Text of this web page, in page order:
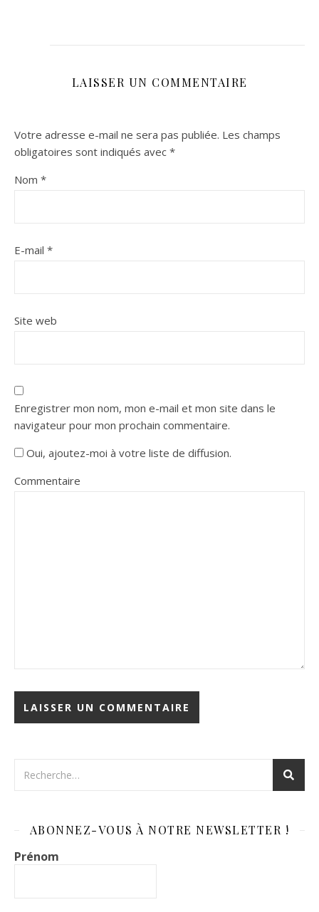
LAISSER UN COMMENTAIRE
Votre adresse e-mail ne sera pas publiée. Les champs
obligatoires sont indiqués avec *
Nom *
E-mail *
Site web
Enregistrer mon nom, mon e-mail et mon site dans le
navigateur pour mon prochain commentaire.
Oui, ajoutez-moi à votre liste de diffusion.
Commentaire
ABONNEZ-VOUS À NOTRE NEWSLETTER !
Prénom